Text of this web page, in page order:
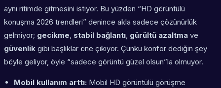
aynı ritimde gitmesini istiyor. Bu yüzden “HD görüntülü
konuşma 2026 trendleri” denince akla sadece çözünürlük
gelmiyor; gecikme, stabil bağlantı, gürültü azaltma ve
güvenlik gibi başlıklar öne çıkıyor. Çünkü konfor dediğin şey
böyle geliyor, öyle “sadece görüntü güzel olsun”la olmuyor.
Mobil kullanım arttı: Mobil HD görüntülü görüşme